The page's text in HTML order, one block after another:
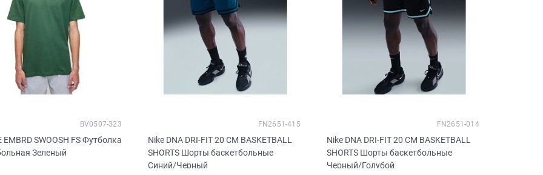
EMBRD SWOOSH FS Футболка
Зеленый
BV0507-323
Nike DNA DRI-FIT 20 CM BASKETBALL
SHORTS Шорты баскетбольные
Синий/Черный
FN2651-415
Nike DNA DRI-FIT 20 CM BASKETBALL
SHORTS Шорты баскетбольные
Черный/Голубой
FN2651-014